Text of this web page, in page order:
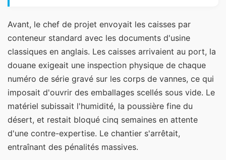
Avant, le chef de projet envoyait les caisses par
conteneur standard avec les documents d'usine
classiques en anglais. Les caisses arrivaient au port, la
douane exigeait une inspection physique de chaque
numéro de série gravé sur les corps de vannes, ce qui
imposait d'ouvrir des emballages scellés sous vide. Le
matériel subissait l'humidité, la poussière fine du
désert, et restait bloqué cinq semaines en attente
d'une contre-expertise. Le chantier s'arrêtait,
entraînant des pénalités massives.